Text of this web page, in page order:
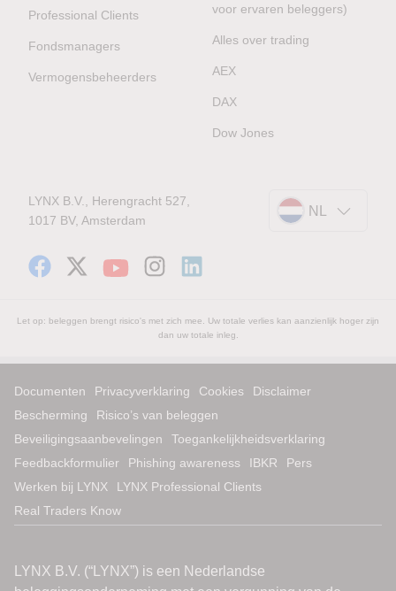
Professional Clients
Fondsmanagers
Vermogensbeheerders
voor ervaren beleggers)
Alles over trading
AEX
DAX
Dow Jones
LYNX B.V., Herengracht 527,
1017 BV, Amsterdam
NL
Let op: beleggen brengt risico's met zich mee. Uw totale verlies kan aanzienlijk hoger zijn
dan uw totale inleg.
Documenten Privacyverklaring Cookies
Disclaimer
Bescherming
Risico’s van beleggen
Beveiligingsaanbevelingen
Toegankelijkheidsverklaring
Feedbackformulier
Phishing awareness IBKR
Pers
Werken bij LYNX
LYNX Professional Clients
Real Traders Know